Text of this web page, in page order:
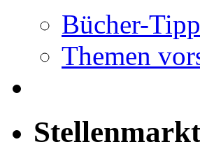
Bücher-
Themen
Stellenmarkt